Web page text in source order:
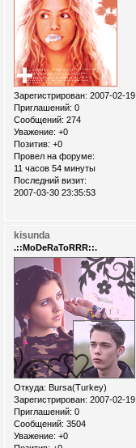
Зарегистрирован: 2007-02-19
Приглашений: 0
Сообщений: 274
Уважение: +0
Позитив: +0
Провел на форуме:
11 часов 54 минуты
Последний визит:
2007-03-30 23:35:53
kisunda
.::MoDeRaToRRR::.
Откуда: Bursa(Turkey)
Зарегистрирован: 2007-02-19
Приглашений: 0
Сообщений: 3504
Уважение: +0